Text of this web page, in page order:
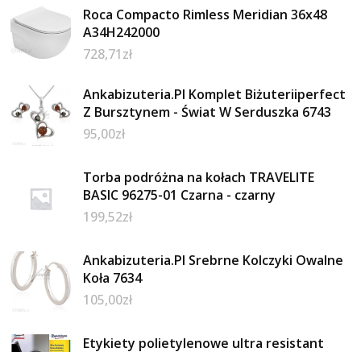
Roca Compacto Rimless Meridian 36x48
A34H242000
728,71zł
Ankabizuteria.Pl Komplet Biżuteriiperfect
Z Bursztynem - Świat W Serduszka 6743
95,00zł
Torba podróżna na kołach TRAVELITE
BASIC 96275-01 Czarna - czarny
199,52zł
Ankabizuteria.Pl Srebrne Kolczyki Owalne
Koła 7634
105,00zł
Etykiety polietylenowe ultra resistant